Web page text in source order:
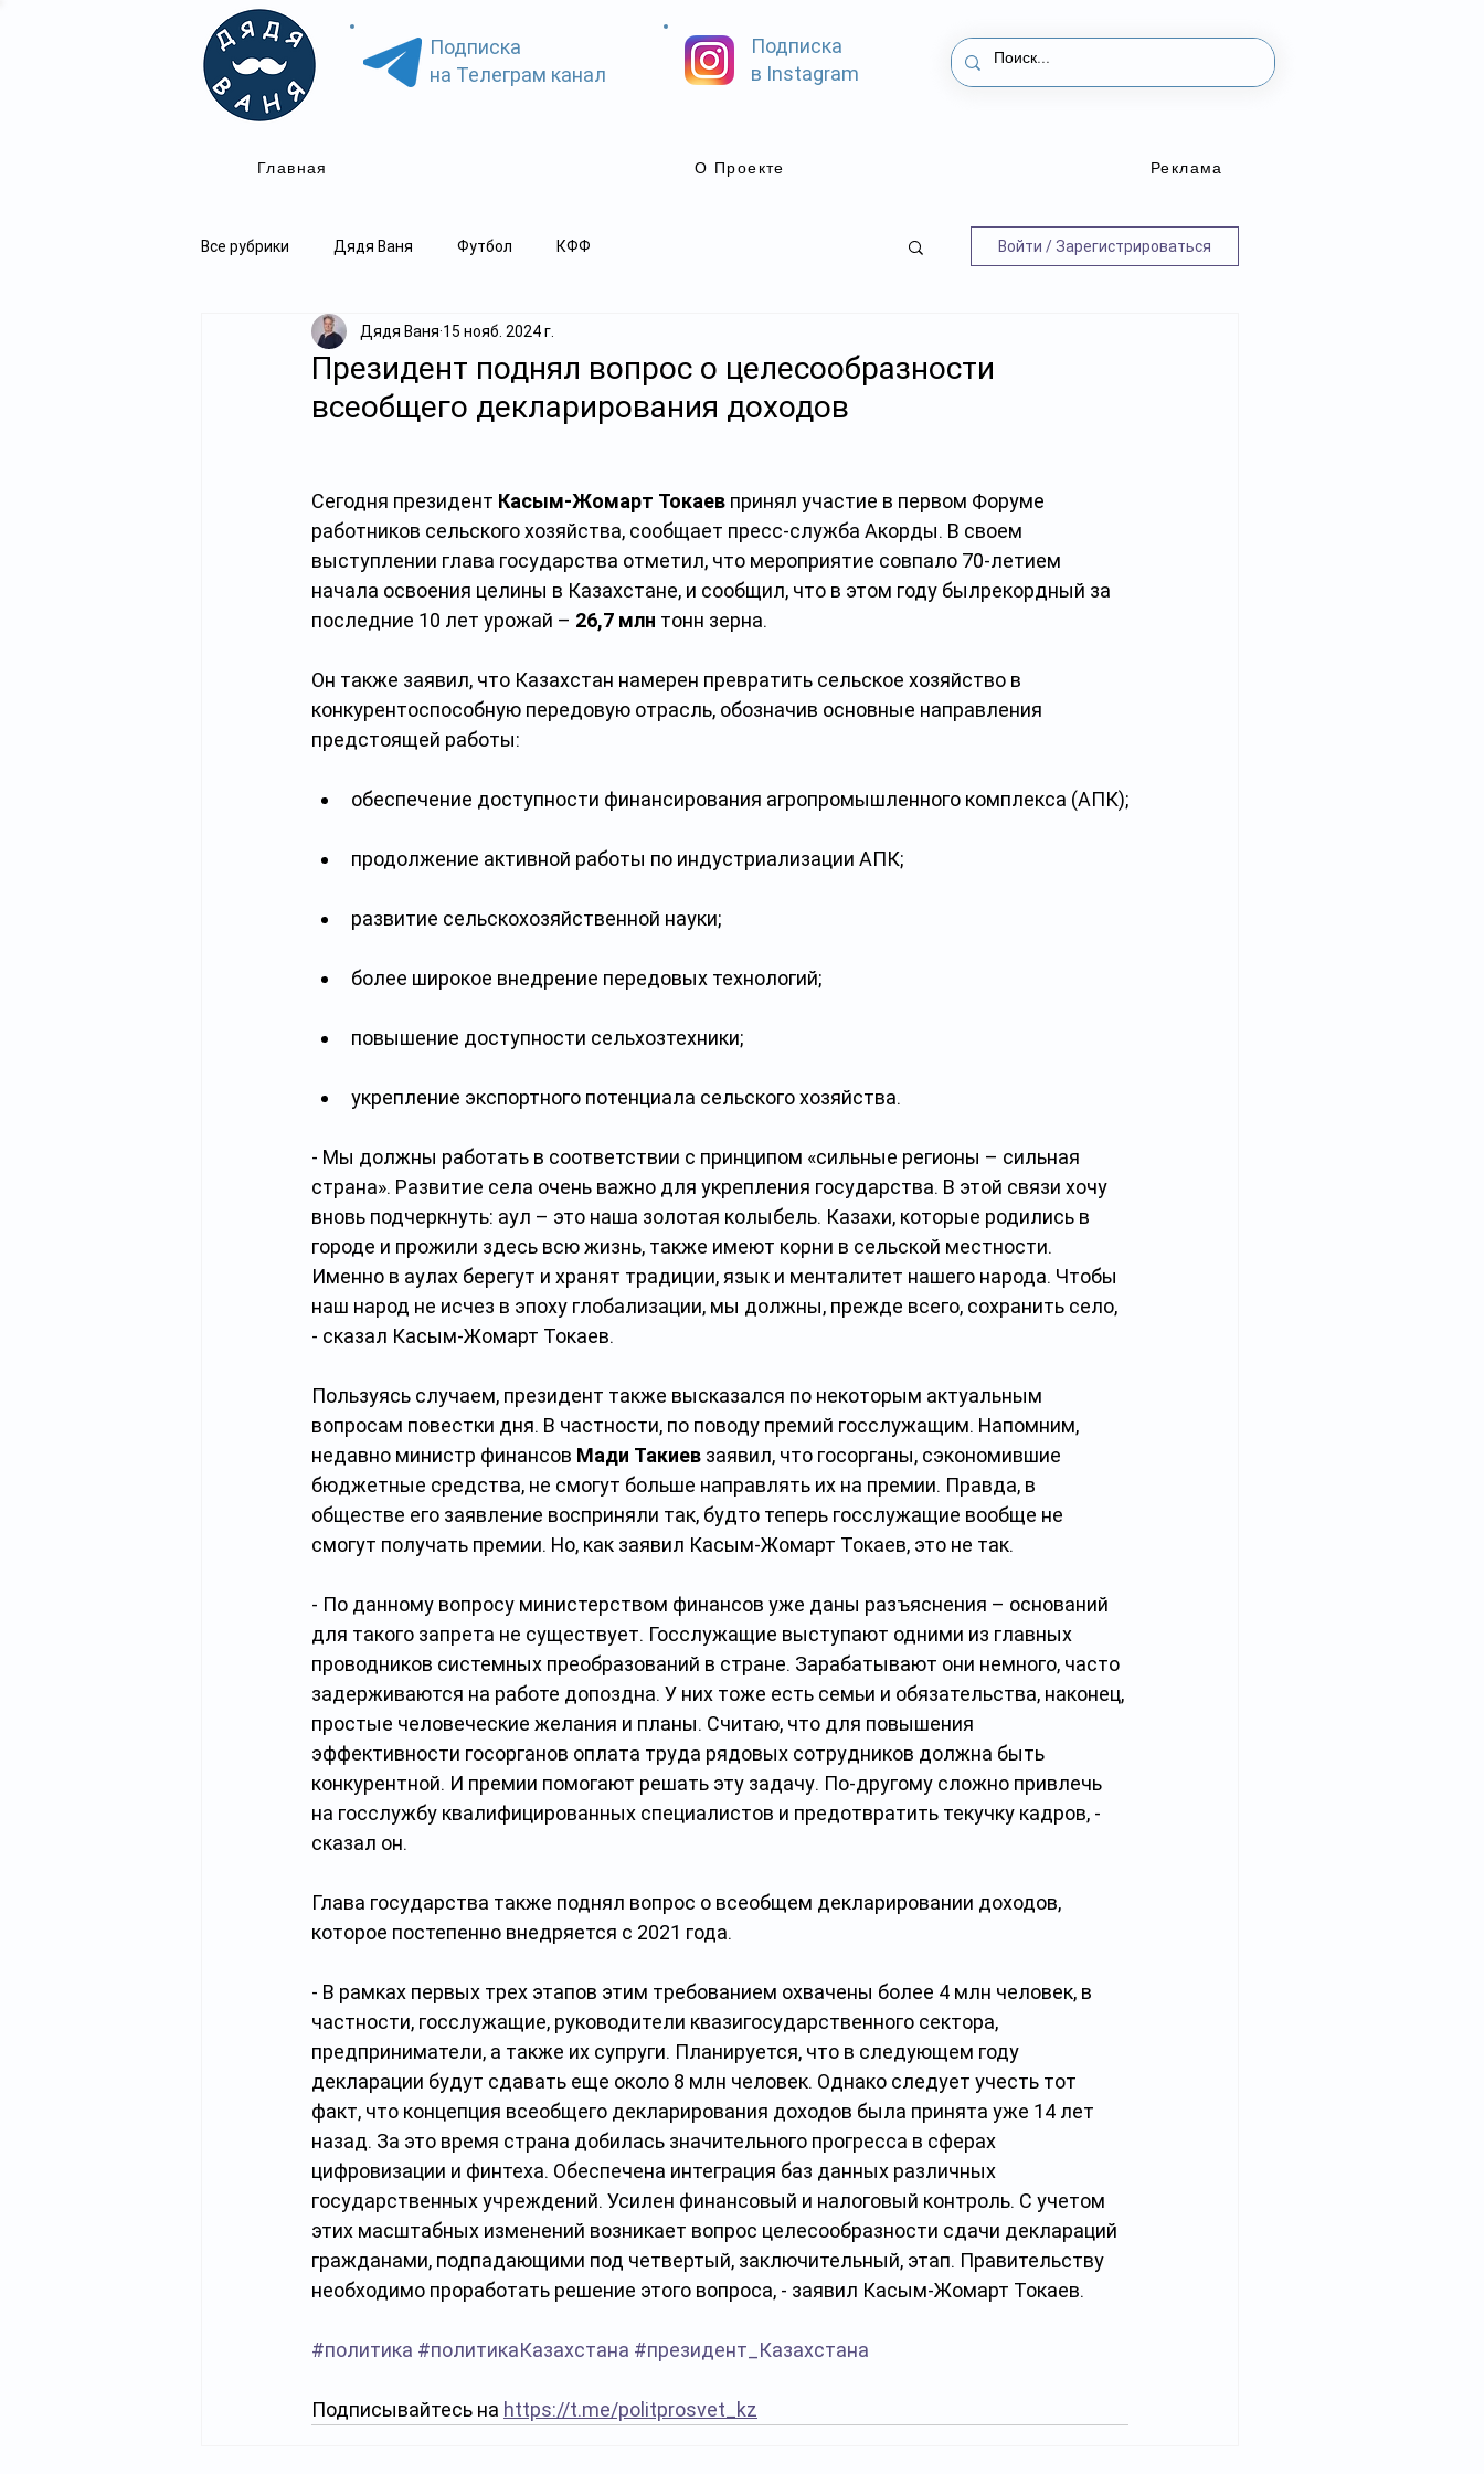
Подписка
на Телеграм канал
Главная
Подписка
в Instagram
О Проекте Реклама
Все рубрики Дядя Ваня Футбол КФФ Войти / Зарегистрироваться
Президент поднял вопрос о целесообразности
всеобщего декларирования доходов
Дядя Ваня 15 нояб. 2024 г.
Сегодня президент Касым-Жомарт Токаев принял участие в первом Форуме
работников сельского хозяйства, сообщает пресс-служба Акорды. В своем
выступлении глава государства отметил, что мероприятие совпало 70-летием
начала освоения целины в Казахстане, и сообщил, что в этом году былрекордный за
последние 10 лет урожай – 26,7 млн тонн зерна.
Он также заявил, что Казахстан намерен превратить сельское хозяйство в
конкурентоспособную передовую отрасль, обозначив основные направления
предстоящей работы:
обеспечение доступности финансирования агропромышленного комплекса (АПК);
продолжение активной работы по индустриализации АПК;
развитие сельскохозяйственной науки;
более широкое внедрение передовых технологий;
повышение доступности сельхозтехники;
укрепление экспортного потенциала сельского хозяйства.
- Мы должны работать в соответствии с принципом «сильные регионы – сильная
страна». Развитие села очень важно для укрепления государства. В этой связи хочу
вновь подчеркнуть: аул – это наша золотая колыбель. Казахи, которые родились в
городе и прожили здесь всю жизнь, также имеют корни в сельской местности.
Именно в аулах берегут и хранят традиции, язык и менталитет нашего народа. Чтобы
наш народ не исчез в эпоху глобализации, мы должны, прежде всего, сохранить село,
- сказал Касым-Жомарт Токаев.
Пользуясь случаем, президент также высказался по некоторым актуальным
вопросам повестки дня. В частности, по поводу премий госслужащим. Напомним,
недавно министр финансов Мади Такиев заявил, что госорганы, сэкономившие
бюджетные средства, не смогут больше направлять их на премии. Правда, в
обществе его заявление восприняли так, будто теперь госслужащие вообще не
смогут получать премии. Но, как заявил Касым-Жомарт Токаев, это не так.
- По данному вопросу министерством финансов уже даны разъяснения – оснований
для такого запрета не существует. Госслужащие выступают одними из главных
проводников системных преобразований в стране. Зарабатывают они немного, часто
задерживаются на работе допоздна. У них тоже есть семьи и обязательства, наконец,
простые человеческие желания и планы. Считаю, что для повышения
эффективности госорганов оплата труда рядовых сотрудников должна быть
конкурентной. И премии помогают решать эту задачу. По-другому сложно привлечь
на госслужбу квалифицированных специалистов и предотвратить текучку кадров, -
сказал он.
Глава государства также поднял вопрос о всеобщем декларировании доходов,
которое постепенно внедряется с 2021 года.
- В рамках первых трех этапов этим требованием охвачены более 4 млн человек, в
частности, госслужащие, руководители квазигосударственного сектора,
предприниматели, а также их супруги. Планируется, что в следующем году
декларации будут сдавать еще около 8 млн человек. Однако следует учесть тот
факт, что концепция всеобщего декларирования доходов была принята уже 14 лет
назад. За это время страна добилась значительного прогресса в сферах
цифровизации и финтеха. Обеспечена интеграция баз данных различных
государственных учреждений. Усилен финансовый и налоговый контроль. С учетом
этих масштабных изменений возникает вопрос целесообразности сдачи деклараций
гражданами, подпадающими под четвертый, заключительный, этап. Правительству
необходимо проработать решение этого вопроса, - заявил Касым-Жомарт Токаев.
#политика #политикаКазахстана #президент_Казахстана
Подписывайтесь на https://t.me/politprosvet_kz